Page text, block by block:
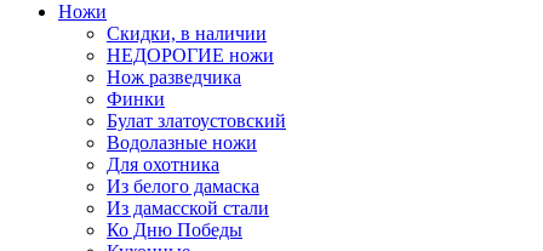
Ножи
Скидки, в наличии
НЕДОРОГИЕ ножи
Нож разведчика
Финки
Булат златоустовский
Водолазные ножи
Для охотника
Из белого дамаска
Из дамасской стали
Ко Дню Победы